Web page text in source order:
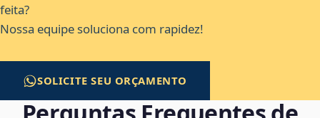
feita?
Nossa equipe soluciona com rapidez!
SOLICITE SEU ORÇAMENTO